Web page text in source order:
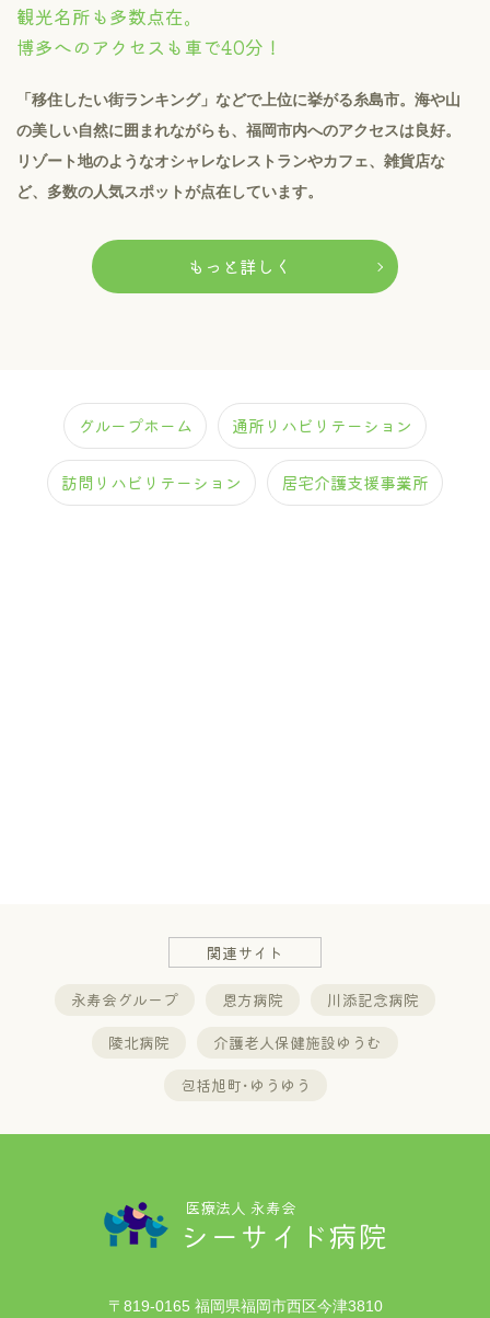
観光名所も多数点在。
博多へのアクセスも車で40分！
「移住したい街ランキング」などで上位に挙がる糸島市。海や山
の美しい自然に囲まれながらも、福岡市内へのアクセスは良好。
リゾート地のようなオシャレなレストランやカフェ、雑貨店な
ど、多数の人気スポットが点在しています。
もっと詳しく
グループホーム 通所リハビリテーション
訪問リハビリテーション 居宅介護支援事業所
関連サイト
永寿会グループ 恩方病院
川添記念病院
陵北病院
介護老人保健施設ゆうむ
包括旭町･ゆうゆう
医療法人 永寿会
シーサイド病院
〒819-0165 福岡県福岡市西区今津3810